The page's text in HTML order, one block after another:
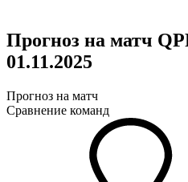
Прогноз на матч
01.11.2025
Прогноз на матч
Сравнение команд